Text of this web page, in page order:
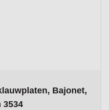
Bajonet,
3534
chosen on the product page